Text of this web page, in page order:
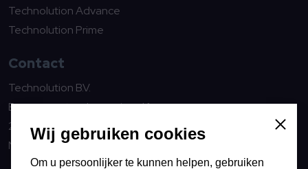
Technolution Advance
Technolution Prime
Contact
Technolution B.V.
Burgemeester Jamessingel 1
2803 WV Gouda
Nederland
Wij gebruiken cookies
Om u persoonlijker te kunnen helpen, gebruiken
Sluiten